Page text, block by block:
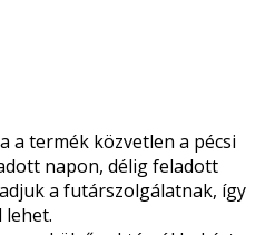
a termék közvetlen a pécsi
napon, délig feladott
a futárszolgálatnak, így
lehet.